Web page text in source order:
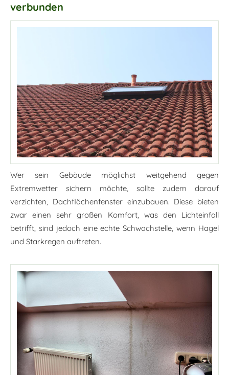
verbunden
Wer sein Gebäude möglichst weitgehend gegen
Extremwetter sichern möchte, sollte zudem darauf
verzichten, Dachflächenfenster einzubauen. Diese bieten
zwar einen sehr großen Komfort, was den Lichteinfall
betrifft, sind jedoch eine echte Schwachstelle, wenn Hagel
und Starkregen auftreten.